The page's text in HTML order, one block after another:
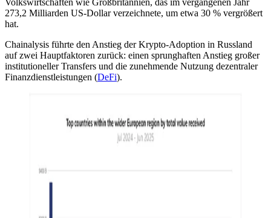
273,2 Milliarden US-Dollar verzeichnete, um etwa 30 % vergrößert
hat.
Chainalysis führte den Anstieg der Krypto-Adoption in Russland
auf zwei Hauptfaktoren zurück: einen sprunghaften Anstieg großer
institutioneller Transfers und die zunehmende Nutzung dezentraler
Finanzdienstleistungen (DeFi).